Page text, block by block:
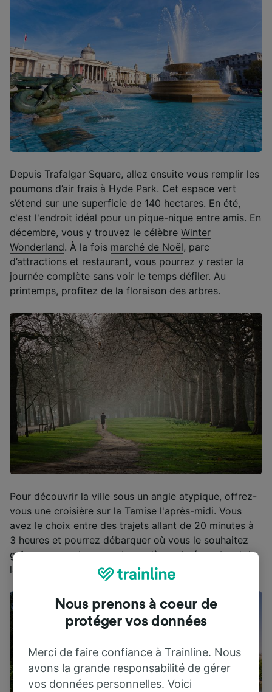
Depuis Trafalgar Square, allez ensuite vous remplir les
poumons d’air frais à Hyde Park. Cet espace vert
s’étend sur une superficie de 140 hectares. En été,
c'est l'endroit idéal pour un pique-nique entre amis. En
décembre, vous y trouvez le célèbre Winter
Wonderland. À la fois marché de Noël, parc
d’attractions et restaurant, vous pourrez y rester la
journée complète sans voir le temps défiler. Au
printemps, profitez de la floraison des arbres.
Pour découvrir la ville sous un angle atypique, offrez-
vous une croisière sur la Tamise l'après-midi. Vous
avez le choix entre des trajets allant de 20 minutes à
3 heures et pourrez débarquer où vous le souhaitez
grâce aux nombreux embarcadères situés au bord de
la Tamise.
Nous prenons à coeur de
protéger vos données
Merci de faire confiance à Trainline. Nous
avons la grande responsabilité de gérer
vos données personnelles. Voici